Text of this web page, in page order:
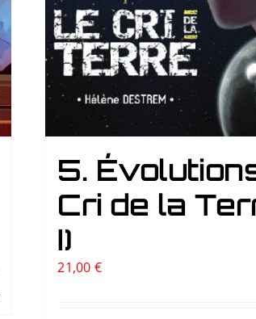
5.
Cri de la
I)
21,00 €